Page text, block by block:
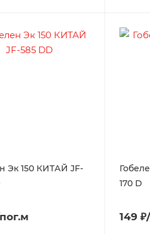
Эк 150 КИТАЙ JF-
170 D
149